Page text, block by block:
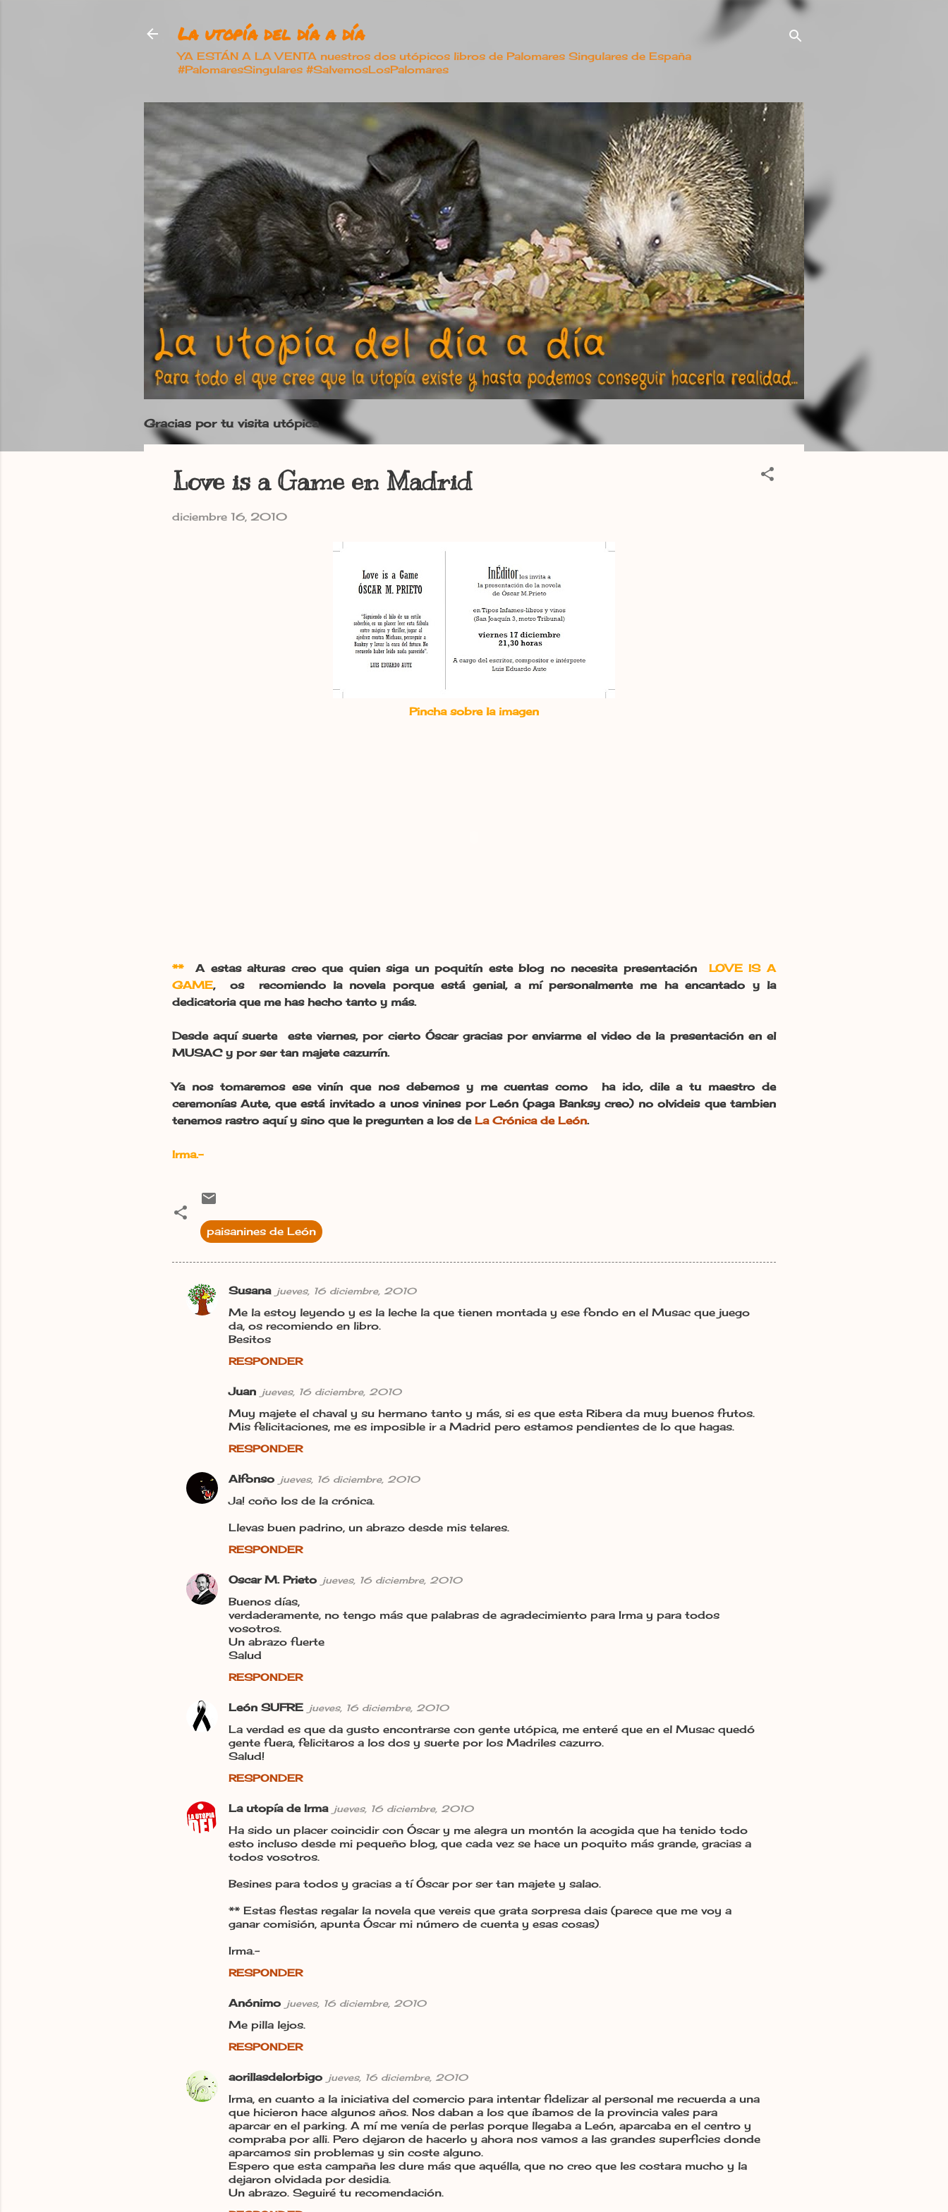
La utopía del día a día
YA ESTÁN A LA VENTA nuestros dos utópicos libros de Palomares Singulares de España
#PalomaresSingulares #SalvemosLosPalomares
Gracias por tu visita utópica
Love is a Game en Madrid
diciembre 16, 2010
Pincha sobre la imagen
**A estas alturas creo que quien siga un poquitín este blog no necesita presentación LOVE IS A
GAME, os recomiendo la novela porque está genial, a mí personalmente me ha encantado y la
dedicatoria que me has hecho tanto y más.
Desde aquí suerte este viernes, por cierto Óscar gracias por enviarme el video de la presentación en el
MUSAC y por ser tan majete cazurrín.
Ya nos tomaremos ese vinín que nos debemos y me cuentas como ha ido, dile a tu maestro de
ceremonías Aute, que está invitado a unos vinines por León (paga Banksy creo) no olvideis que tambien
tenemos rastro aquí y sino que le pregunten a los de La Crónica de León.
Irma.-
paisanines de León
C
o
s
Susana jueves, 16 diciembre, 2010
Me la estoy leyendo y es la leche la que tienen montada y ese fondo en el Musac que juego
da, os recomiendo en libro.
Besitos
RESPONDER
Juan jueves, 16 diciembre, 2010
Muy majete el chaval y su hermano tanto y más, si es que esta Ribera da muy buenos frutos.
Mis felicitaciones, me es imposible ir a Madrid pero estamos pendientes de lo que hagas.
RESPONDER
Alfonso jueves, 16 diciembre, 2010
Ja! coño los de la crónica.
Llevas buen padrino, un abrazo desde mis telares.
RESPONDER
Oscar M. Prieto jueves, 16 diciembre, 2010
Buenos días,
verdaderamente, no tengo más que palabras de agradecimiento para Irma y para todos
vosotros.
Un abrazo fuerte
Salud
RESPONDER
León SUFRE jueves, 16 diciembre, 2010
La verdad es que da gusto encontrarse con gente utópica, me enteré que en el Musac quedó
gente fuera, felicitaros a los dos y suerte por los Madriles cazurro.
Salud!
RESPONDER
La utopía de Irma jueves, 16 diciembre, 2010
Ha sido un placer coincidir con Óscar y me alegra un montón la acogida que ha tenido todo
esto incluso desde mi pequeño blog, que cada vez se hace un poquito más grande, gracias a
todos vosotros.
Besines para todos y gracias a tí Óscar por ser tan majete y salao.
** Estas fiestas regalar la novela que vereis que grata sorpresa dais (parece que me voy a
ganar comisión, apunta Óscar mi número de cuenta y esas cosas)
Irma.-
RESPONDER
Anónimo jueves, 16 diciembre, 2010
Me pilla lejos.
RESPONDER
aorillasdelorbigo jueves, 16 diciembre, 2010
Irma, en cuanto a la iniciativa del comercio para intentar fidelizar al personal me recuerda a una
que hicieron hace algunos años. Nos daban a los que íbamos de la provincia vales para
aparcar en el parking. A mí me venía de perlas porque llegaba a León, aparcaba en el centro y
compraba por alli. Pero dejaron de hacerlo y ahora nos vamos a las grandes superficies donde
aparcamos sin problemas y sin coste alguno.
Espero que esta campaña les dure más que aquélla, que no creo que les costara mucho y la
dejaron olvidada por desidia.
Un abrazo. Seguiré tu recomendación.